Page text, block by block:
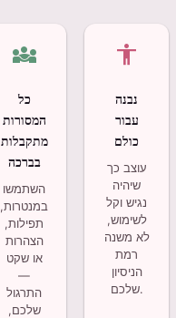
diversity_3
כל
המסורות
מתקבלות
בברכה
השתמשו
במנטרות,
תפילות,
הצהרות
או שקט
—
התרגול
שלכם,
accessibility
נבנה
עבור
כולם
עוצב כך
שיהיה
נגיש וקל
לשימוש,
לא משנה
רמת
הניסיון
שלכם.